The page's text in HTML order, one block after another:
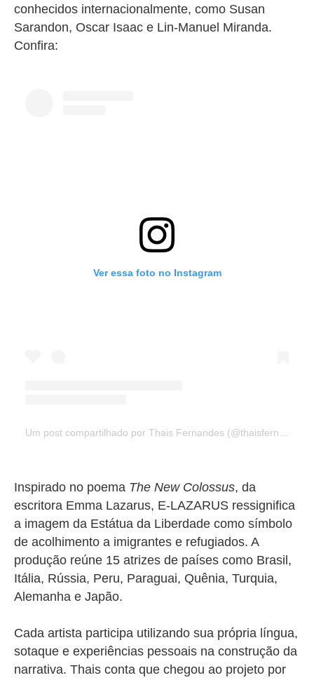
conhecidos internacionalmente, como Susan
Sarandon, Oscar Isaac e Lin-Manuel Miranda.
Confira:
Ver essa foto no Instagram
Um post compartilhado por Thais Fernandes (@thaisfernandesact)
Inspirado no poema The New Colossus, da
escritora Emma Lazarus, E-LAZARUS ressignifica
a imagem da Estátua da Liberdade como símbolo
de acolhimento a imigrantes e refugiados. A
produção reúne 15 atrizes de países como Brasil,
Itália, Rússia, Peru, Paraguai, Quênia, Turquia,
Alemanha e Japão.
Cada artista participa utilizando sua própria língua,
sotaque e experiências pessoais na construção da
narrativa. Thais conta que chegou ao projeto por